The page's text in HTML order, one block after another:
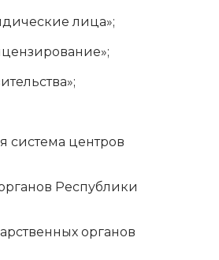
лица»;
система центров
Республики
органов